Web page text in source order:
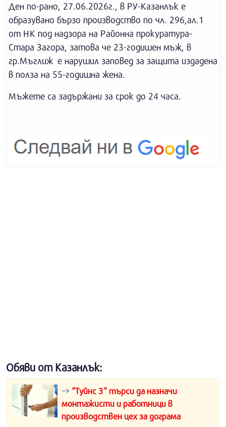
Ден по-рано, 27.06.2026г., в РУ-Казанлък е
образувано бързо производство по чл. 296,ал.1
от НК под надзора на Районна прокуратура-
Стара Загора, затова че 23-годишен мъж, в
гр.Мъглиж е нарушил заповед за защита издадена
в полза на 55-годишна жена.
Мъжете са задържани за срок до 24 часа.
Обяви от Казанлък:
“Туйнс 3“ търси да назначи
монтажисти и работници в
производствен цех за дограма